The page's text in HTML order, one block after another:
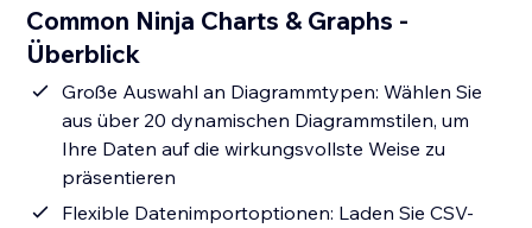
Common Ninja Charts & Graphs -
Überblick
Große Auswahl an Diagrammtypen: Wählen Sie
aus über 20 dynamischen Diagramm­stilen, um
Ihre Daten auf die wirkungsvollste Weise zu
präsentieren
Flexible Datenimportoptionen: Laden Sie CSV-